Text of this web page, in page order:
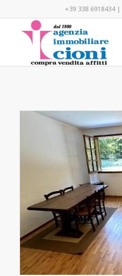
+39 338 6918434|